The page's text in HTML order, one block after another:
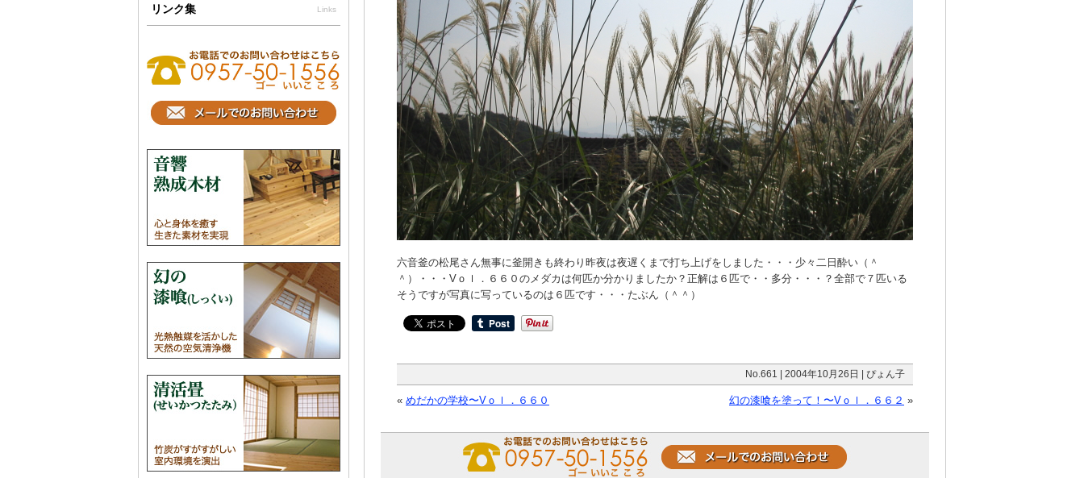
六音釜の松尾さん無事に釜開きも終わり昨夜は夜遅くまで打ち上げをしました・・・少々二日酔い（＾
＾）・・・Vｏｌ．６６０のメダカは何匹か分かりましたか？正解は６匹で・・多分・・・？全部で７匹いる
そうですが写真に写っているのは６匹です・・・たぶん（＾＾）
No.661 | 2004年10月26日 | ぴょん子
« めだかの学校〜Vｏｌ．６６０ 幻の漆喰を塗って！〜Vｏｌ．６６２ »
リンク集 Links